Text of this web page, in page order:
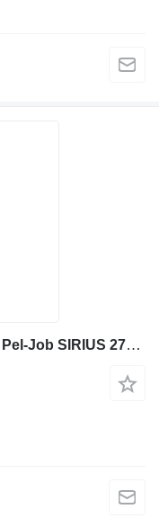
230 x 72 x 43 oruga de goma para Pel-Job SIRIUS 271 miniexcavadora